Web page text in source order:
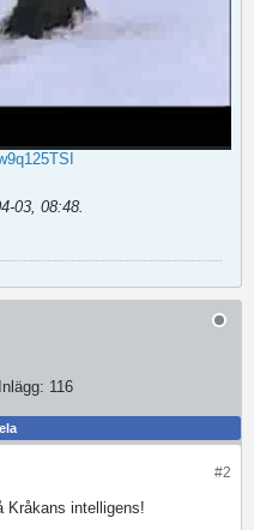
03, 08:48
Inlägg: 116
#2
Kråkans intelligens!